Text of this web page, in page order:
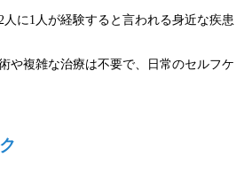
に1人が経験すると言われる身近な疾患
や複雑な治療は不要で、日常のセルフケ